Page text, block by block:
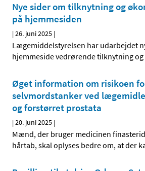
Nye sider om tilknytning og
på hjemmesiden
|26. juni 2025 |
Lægemiddelstyrelsen har udarbejdet
hjemmeside vedrørende tilknytning
Øget information om risikoen
selvmordstanker ved
og forstørret prostata
|20. juni 2025 |
Mænd, der bruger medicinen
hårtab, skal oplyses bedre om, at der